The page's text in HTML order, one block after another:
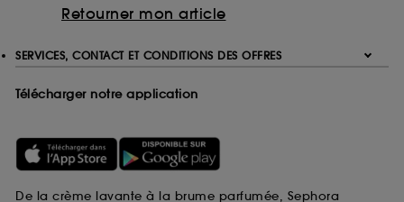
Retourner mon article
SERVICES, CONTACT ET CONDITIONS DES OFFRES
Télécharger notre application
De la crème lavante à la brume parfumée, Sephora